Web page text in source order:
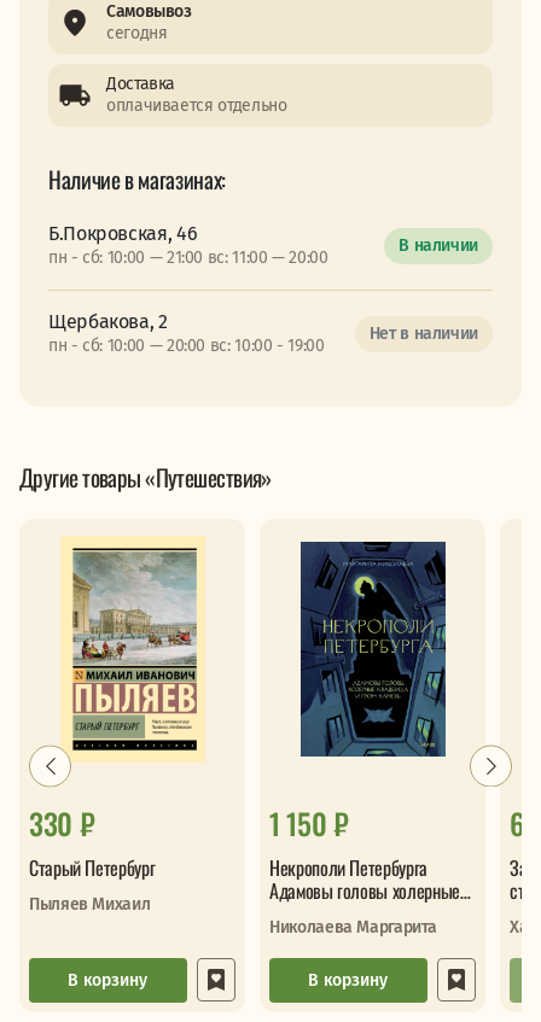
Самовывоз
сегодня
Доставка
оплачивается отдельно
Наличие в магазинах:
Б.Покровская, 46
пн - сб: 10:00 — 21:00 вс: 11:00 — 20:00
В наличии
Щербакова, 2
пн - сб: 10:00 — 20:00 вс: 10:00 - 19:00
Нет в наличии
Другие товары «Путешествия»
330 ₽
Старый Петербург
Пыляев Михаил
В корзину
1 150 ₽
Некрополи Петербурга
Адамовы головы холерные
кладбища и Гром-камень
Николаева Маргарита
В корзину